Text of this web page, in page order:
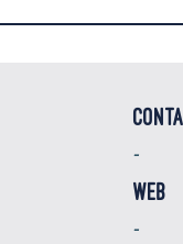
-
WEB
-